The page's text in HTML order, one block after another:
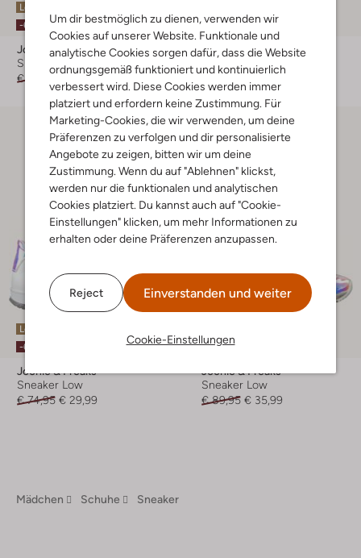
Um dir bestmöglich zu dienen, verwenden wir
Cookies auf unserer Website. Funktionale und
analytische Cookies sorgen dafür, dass die Website
ordnungsgemäß funktioniert und kontinuierlich
verbessert wird. Diese Cookies werden immer
platziert und erfordern keine Zustimmung. Für
Marketing-Cookies, die wir verwenden, um deine
Präferenzen zu verfolgen und dir personalisierte
Angebote zu zeigen, bitten wir um deine
Zustimmung. Wenn du auf "Ablehnen" klickst,
werden nur die funktionalen und analytischen
Cookies platziert. Du kannst auch auf "Cookie-
Einstellungen" klicken, um mehr Informationen zu
erhalten oder deine Präferenzen anzupassen.
Reject Einverstanden und weiter
Cookie-Einstellungen
Letzter Artikel
-60%
Jochie & Freaks
Sneaker Low
€ 89,95 € 35,99
-60%
Jochie & Freaks
Sneaker Low
€ 74,95 € 29,99
Letzte Größen
-60%
Jochie & Freaks
Sneaker Low
€ 74,95 € 29,99
-60%
Jochie & Freaks
Sneaker Low
€ 89,95 € 35,99
Mädchen Schuhe Sneaker